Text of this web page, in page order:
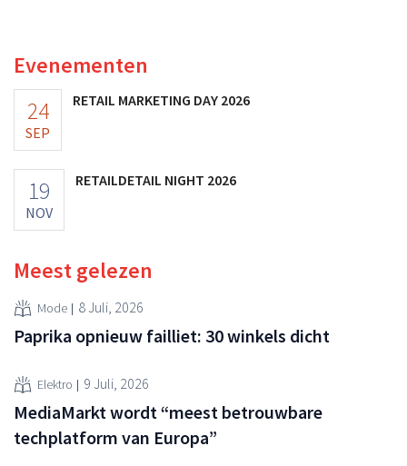
Evenementen
24
SEP
RETAIL MARKETING DAY 2026
19
NOV
RETAILDETAIL NIGHT 2026
Meest gelezen
Mode 8 Juli, 2026
Paprika opnieuw failliet: 30 winkels dicht
Elektro 9 Juli, 2026
MediaMarkt wordt “meest betrouwbare
techplatform van Europa”